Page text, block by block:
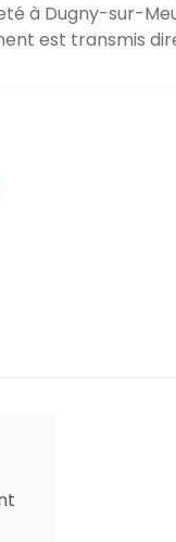
à Dugny-sur-
est transmis